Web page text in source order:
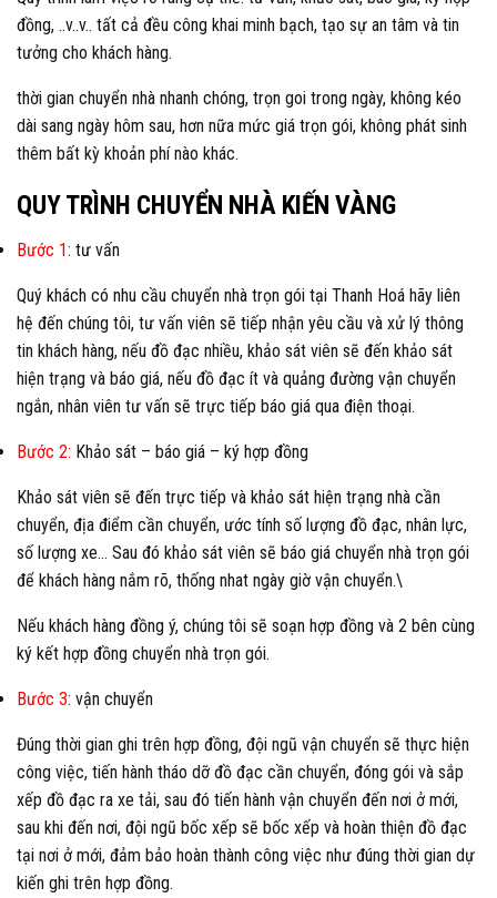
đồng, ..v..v.. tất cả đều công khai minh bạch, tạo sự an tâm và tin
tưởng cho khách hàng.
thời gian chuyển nhà nhanh chóng, trọn goi trong ngày, không kéo
dài sang ngày hôm sau, hơn nữa mức giá trọn gói, không phát sinh
thêm bất kỳ khoản phí nào khác.
QUY TRÌNH CHUYỂN NHÀ KIẾN VÀNG
Bước 1: tư vấn
Quý khách có nhu cầu chuyển nhà trọn gói tại Thanh Hoá hãy liên
hệ đến chúng tôi, tư vấn viên sẽ tiếp nhận yêu cầu và xử lý thông
tin khách hàng, nếu đồ đạc nhiều, khảo sát viên sẽ đến khảo sát
hiện trạng và báo giá, nếu đồ đạc ít và quảng đường vận chuyển
ngắn, nhân viên tư vấn sẽ trực tiếp báo giá qua điện thoại.
Bước 2: Khảo sát – báo giá – ký hợp đồng
Khảo sát viên sẽ đến trực tiếp và khảo sát hiện trạng nhà cần
chuyển, địa điểm cần chuyển, ước tính số lượng đồ đạc, nhân lực,
số lượng xe… Sau đó khảo sát viên sẽ báo giá chuyển nhà trọn gói
để khách hàng nắm rõ, thống nhat ngày giờ vận chuyển.\
Nếu khách hàng đồng ý, chúng tôi sẽ soạn hợp đồng và 2 bên cùng
ký kết hợp đồng chuyển nhà trọn gói.
Bước 3: vận chuyển
Đúng thời gian ghi trên hợp đồng, đội ngũ vận chuyển sẽ thực hiện
công việc, tiến hành tháo dỡ đồ đạc cần chuyển, đóng gói và sắp
xếp đồ đạc ra xe tải, sau đó tiến hành vận chuyển đến nơi ở mới,
sau khi đến nơi, đội ngũ bốc xếp sẽ bốc xếp và hoàn thiện đồ đạc
tại nơi ở mới, đảm bảo hoàn thành công việc như đúng thời gian dự
kiến ghi trên hợp đồng.